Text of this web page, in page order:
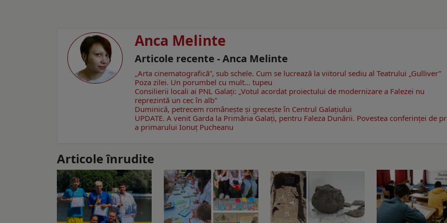
Anca Melinte
Articole recente - Anca Melinte
„Arta cinematografică”, sub schele. Cum se lucrează la viitorul sediu al Teatrului „Gulliver”
Poza zilei. Un porumbel cu mult… tupeu
Consilierii locali ai PNL Galaţi: „Votul acordat proiectului de modernizare a Falezei nu
reprezintă un cec în alb”
Duminică, petrecem româneşte şi greceşte în Centrul Galaţiului
UPDATE. A venit Garda la Primăria Galaţi, pentru Faleza Dunării. Povestea conferinţei de
a primarului Ionuţ Pucheanu
Articole înrudite